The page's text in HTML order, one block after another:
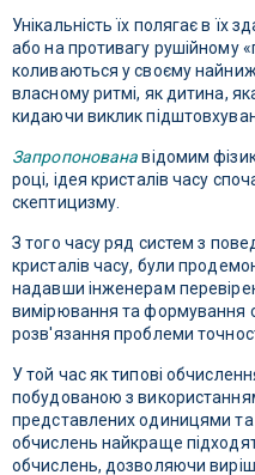
Унікальність їх полягає в їх
або на противагу рушійному
коливаються у своєму
власному ритмі, як дитина,
кидаючи виклик
Запропонованавідомим
році, ідея кристалів часу
скептицизму.
З того часу ряд систем з
кристалів часу, були
надавши інженерам
вимірювання та формування
розв'язання проблеми
У той час як типові
побудованою з
представлених одиницями та
обчислень найкраще
обчислень, дозволяючи